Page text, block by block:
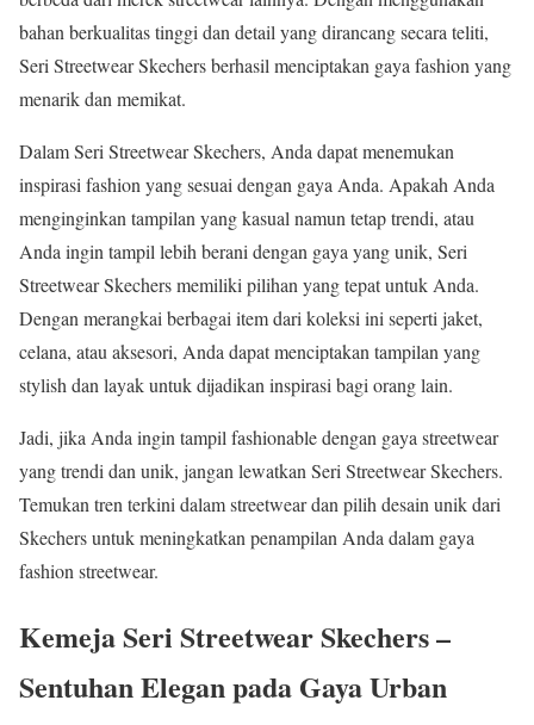
bahan berkualitas tinggi dan detail yang dirancang secara teliti,
Seri Streetwear Skechers berhasil menciptakan gaya fashion yang
menarik dan memikat.
Dalam Seri Streetwear Skechers, Anda dapat menemukan
inspirasi fashion yang sesuai dengan gaya Anda. Apakah Anda
menginginkan tampilan yang kasual namun tetap trendi, atau
Anda ingin tampil lebih berani dengan gaya yang unik, Seri
Streetwear Skechers memiliki pilihan yang tepat untuk Anda.
Dengan merangkai berbagai item dari koleksi ini seperti jaket,
celana, atau aksesori, Anda dapat menciptakan tampilan yang
stylish dan layak untuk dijadikan inspirasi bagi orang lain.
Jadi, jika Anda ingin tampil fashionable dengan gaya streetwear
yang trendi dan unik, jangan lewatkan Seri Streetwear Skechers.
Temukan tren terkini dalam streetwear dan pilih desain unik dari
Skechers untuk meningkatkan penampilan Anda dalam gaya
fashion streetwear.
Kemeja Seri Streetwear Skechers –
Sentuhan Elegan pada Gaya Urban